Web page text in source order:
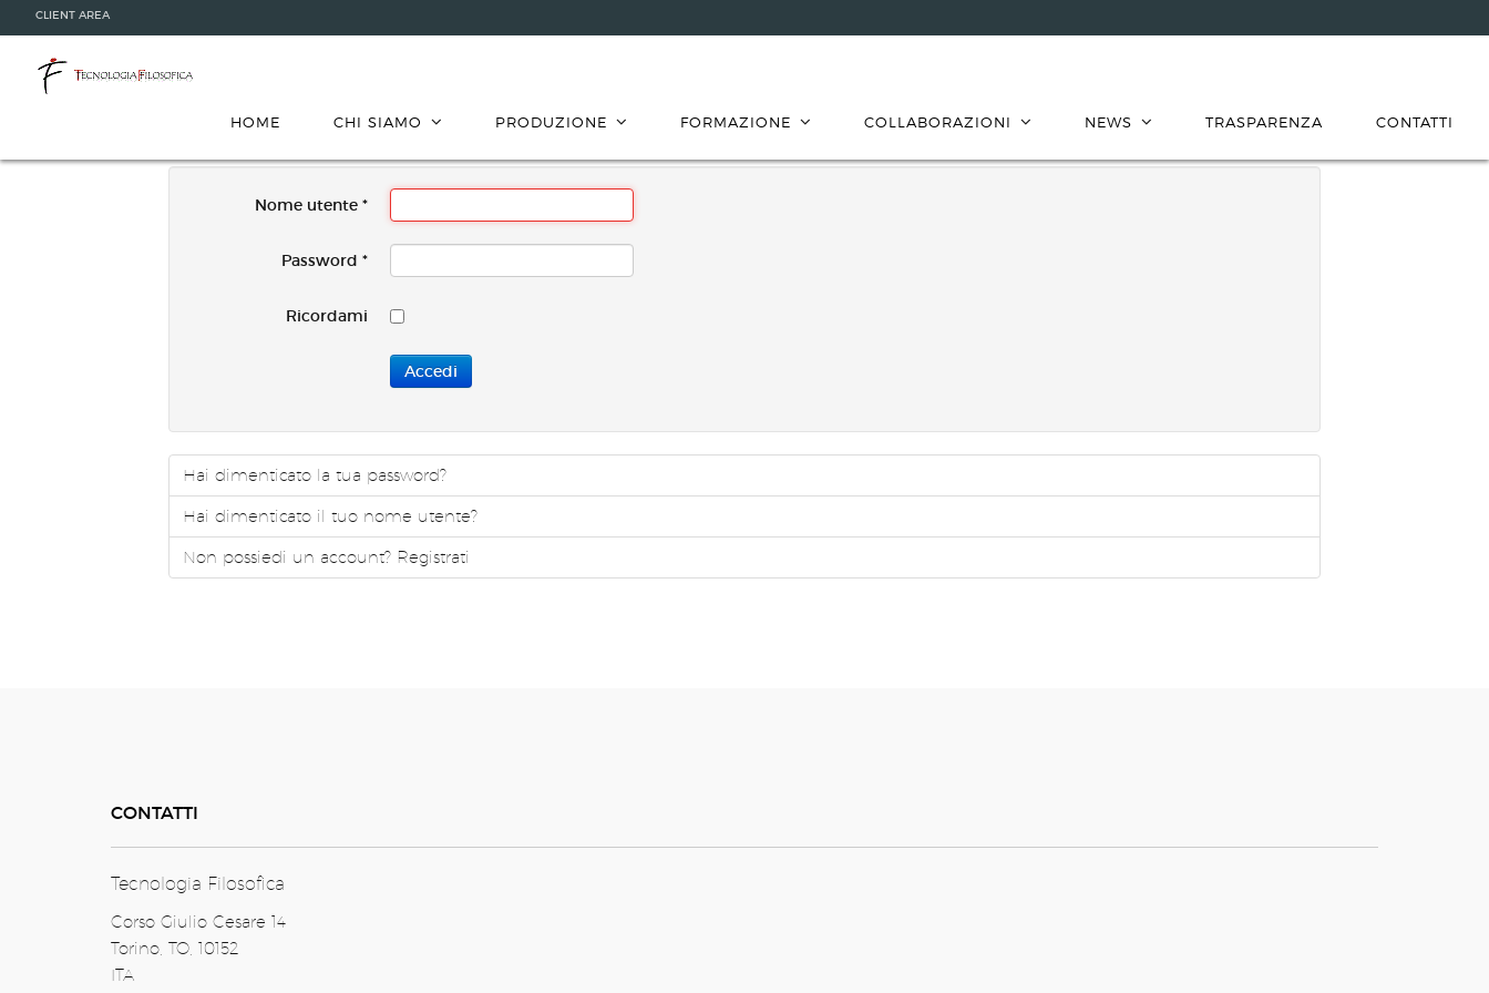
CLIENT AREA
HOME CHI SIAMO PRODUZIONE FORMAZIONE COLLABORAZIONI NEWS TRASPARENZA CONTATTI
Nome utente *
Password *
Ricordami
Accedi
Hai dimenticato la tua password?
Hai dimenticato il tuo nome utente?
Non possiedi un account? Registrati
CONTATTI
Tecnologia Filosofica
Corso Giulio Cesare 14
Torino, TO, 10152
ITA